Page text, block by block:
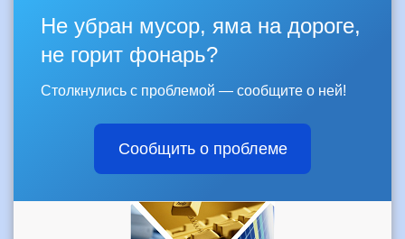
Не убран мусор, яма на дороге,
не горит фонарь?
Столкнулись с проблемой — сообщите о ней!
Сообщить о проблеме